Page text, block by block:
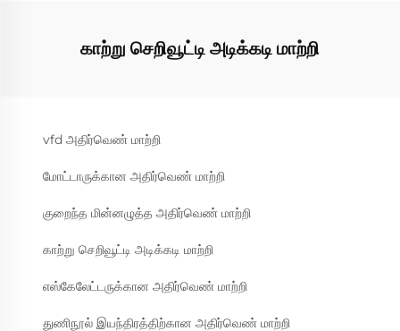
காற்று செறிவூட்டி அடிக்கடி மாற்றி
vfd அதிர்வெண் மாற்றி
மோட்டாருக்கான அதிர்வெண் மாற்றி
குறைந்த மின்னழுத்த அதிர்வெண் மாற்றி
காற்று செறிவூட்டி அடிக்கடி மாற்றி
எஸ்கேலேட்டருக்கான அதிர்வெண் மாற்றி
துணிநூல் இயந்திரத்திற்கான அதிர்வெண் மாற்றி